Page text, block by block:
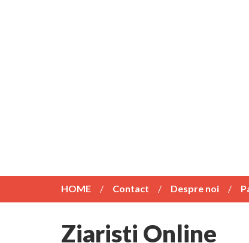
HOME Contact Despre noi
Ziaristi Online